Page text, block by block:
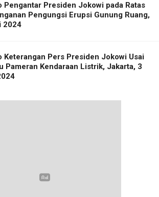
Pengantar Presiden Jokowi pada Ratas
Pengungsi Erupsi Gunung Ruang,
2024
Keterangan Pers Presiden Jokowi Usai
Pameran Kendaraan Listrik, Jakarta, 3